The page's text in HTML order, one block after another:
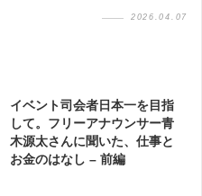
2026.04.07
イベント司会者日本一を目指
して。フリーアナウンサー青
木源太さんに聞いた、仕事と
お金のはなし – 前編